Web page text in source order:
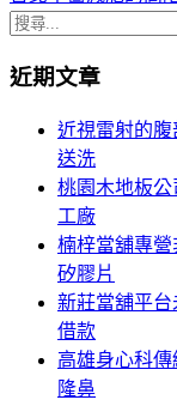
章
航
搜
關
近期文章
近視雷射的
送洗
桃園木地板
工廠
楠梓當舖專營
矽膠片
新莊當舖平
借款
高雄身心科
隆鼻